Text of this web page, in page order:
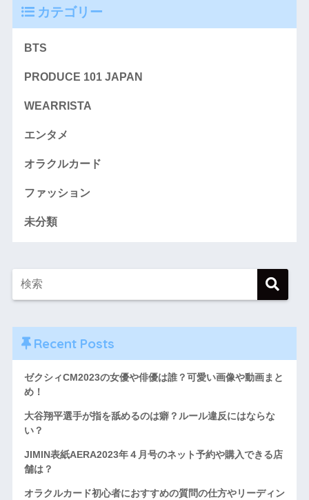
カテゴリー
BTS
PRODUCE 101 JAPAN
WEARRISTA
エンタメ
オラクルカード
ファッション
未分類
Recent Posts
ゼクシィCM2023の女優や俳優は誰？可愛い画像や動画まと
め！
大谷翔平選手が指を舐めるのは癖？ルール違反にはならな
い？
JIMIN表紙AERA2023年４月号のネット予約や購入できる店
舗は？
オラクルカード初心者におすすめの質問の仕方やリーディン